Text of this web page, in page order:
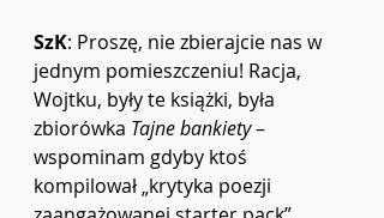
SzK: Proszę, nie zbierajcie nas w
jednym pomieszczeniu! Racja,
Wojtku, były te książki, była
zbiorówka Tajne bankiety –
wspominam gdyby ktoś
kompilował „krytyka poezji